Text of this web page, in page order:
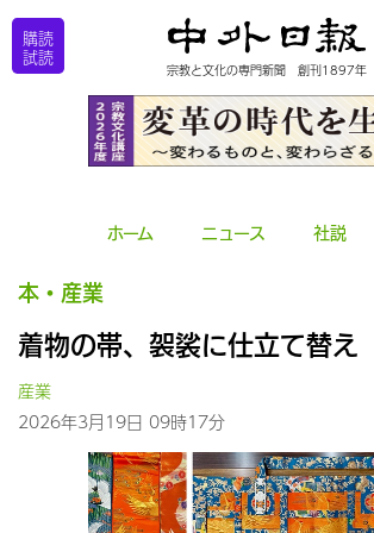
購読
試読
宗教と文化の専門新聞 創刊1897年
ホーム ニュース 社説
本・産業
着物の帯、袈裟に仕立て替
産業
2026年3月19日 09時17分